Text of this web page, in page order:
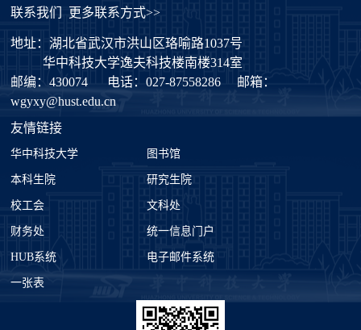
联系我们 更多联系方式>>
地址：湖北省武汉市洪山区珞喻路1037号
华中科技大学逸夫科技楼南楼314室
邮编：430074
电话：027-87558286
邮箱：
wgyxy@hust.edu.cn
友情链接
华中科技大学 图书馆
本科生院 研究生院
校工会 文科处
财务处 统一信息门户
HUB系统 电子邮件系统
一张表